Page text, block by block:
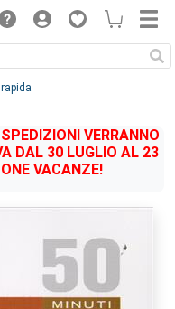
VERRANNO
DAL 30 LUGLIO AL 23
VACANZE!